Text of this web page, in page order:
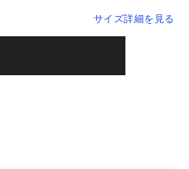
サイズ詳細を見る